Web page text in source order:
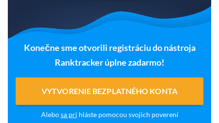
Konečne sme otvorili registráciu do nástroja
Ranktracker úplne zadarmo!
VYTVORENIE BEZPLATNÉHO KONTA
Alebosa pri hláste pomocou svojich poverení